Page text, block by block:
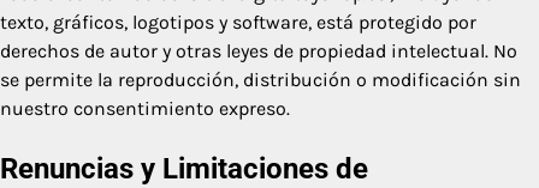
texto, gráficos, logotipos y software, está protegido por
derechos de autor y otras leyes de propiedad intelectual. No
se permite la reproducción, distribución o modificación sin
nuestro consentimiento expreso.
Renuncias y Limitaciones de